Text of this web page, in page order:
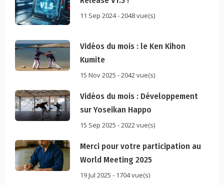
11 Sep 2024 - 2048 vue(s)
Vidéos du mois : le Ken Kihon
Kumite
15 Nov 2025 - 2042 vue(s)
Vidéos du mois : Développement
sur Yoseikan Happo
15 Sep 2025 - 2022 vue(s)
Merci pour votre participation au
World Meeting 2025
19 Jul 2025 - 1704 vue(s)